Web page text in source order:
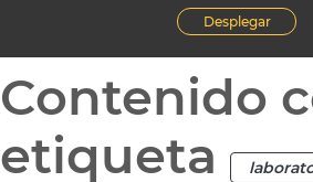
Desplegar
Contenido
etiqueta